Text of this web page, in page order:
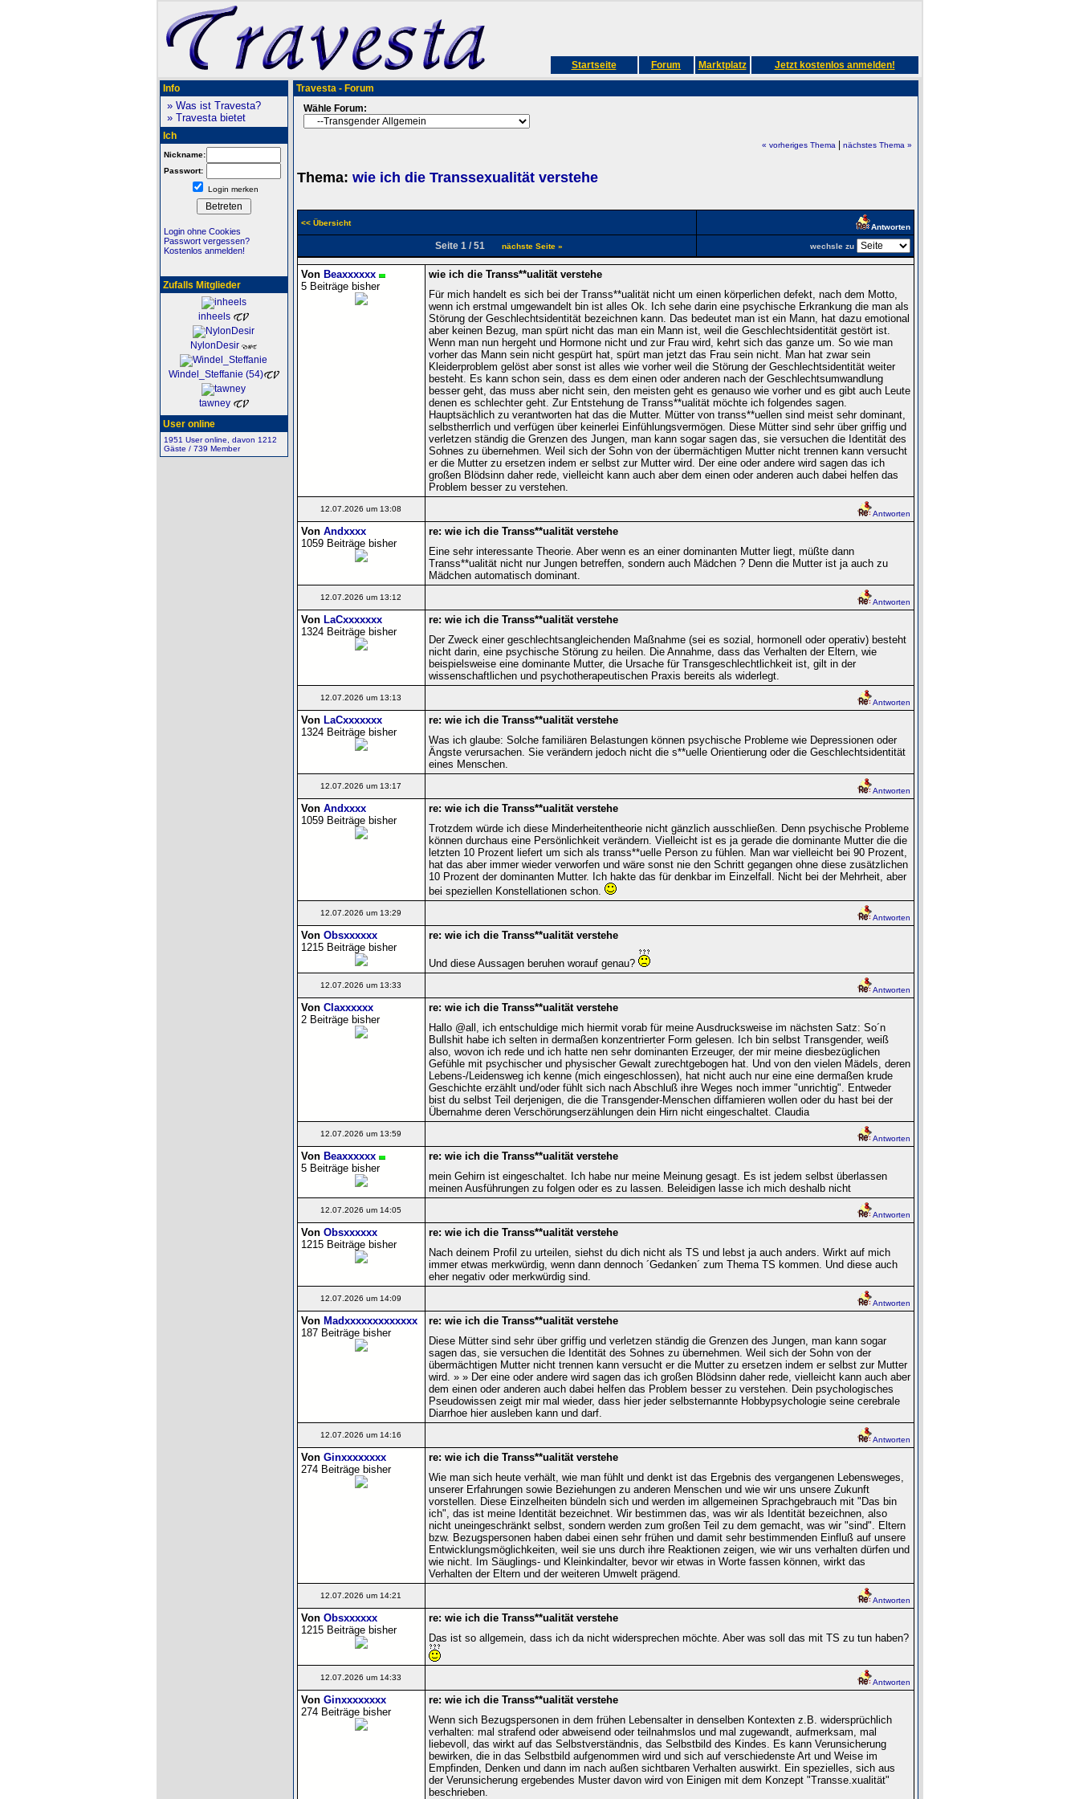
Startseite Forum Marktplatz Jetzt kostenlos anmelden!
Info
» Was ist Travesta?
» Travesta bietet
Ich
Nickname:
Passwort:
Login merken
Login ohne Cookies
Passwort vergessen?
Kostenlos anmelden!
Zufalls Mitglieder
inheels
NylonDesir
Windel_Steffanie (54)
tawney
User online
1951 User online, davon 1212
Gäste / 739 Member
Travesta - Forum
Wähle Forum:
« vorheriges Thema| nächstes Thema »
Thema: wie ich die Transsexualität verstehe
<< Übersicht Antworten
Seite 1 / 51 nächste Seite » wechsle zu
Von Beaxxxxxx
5 Beiträge bisher
wie ich die Transs**ualität verstehe
Für mich handelt es sich bei der Transs**ualität nicht um einen körperlichen defekt, nach dem Motto,
wenn ich erstmal umgewandelt bin ist alles Ok. Ich sehe darin eine psychische Erkrankung die man als
Störung der Geschlechtsidentität bezeichnen kann. Das bedeutet man ist ein Mann, hat dazu emotional
aber keinen Bezug, man spürt nicht das man ein Mann ist, weil die Geschlechtsidentität gestört ist.
Wenn man nun hergeht und Hormone nicht und zur Frau wird, kehrt sich das ganze um. So wie man
vorher das Mann sein nicht gespürt hat, spürt man jetzt das Frau sein nicht. Man hat zwar sein
Kleiderproblem gelöst aber sonst ist alles wie vorher weil die Störung der Geschlechtsidentität weiter
besteht. Es kann schon sein, dass es dem einen oder anderen nach der Geschlechtsumwandlung
besser geht, das muss aber nicht sein, den meisten geht es genauso wie vorher und es gibt auch Leute
denen es schlechter geht. Zur Entstehung de Transs**ualität möchte ich folgendes sagen.
Hauptsächlich zu verantworten hat das die Mutter. Mütter von transs**uellen sind meist sehr dominant,
selbstherrlich und verfügen über keinerlei Einfühlungsvermögen. Diese Mütter sind sehr über griffig und
verletzen ständig die Grenzen des Jungen, man kann sogar sagen das, sie versuchen die Identität des
Sohnes zu übernehmen. Weil sich der Sohn von der übermächtigen Mutter nicht trennen kann versucht
er die Mutter zu ersetzen indem er selbst zur Mutter wird. Der eine oder andere wird sagen das ich
großen Blödsinn daher rede, vielleicht kann auch aber dem einen oder anderen auch dabei helfen das
Problem besser zu verstehen.
12.07.2026 um 13:08
Antworten
Von Andxxxx
1059 Beiträge bisher
re: wie ich die Transs**ualität verstehe
Eine sehr interessante Theorie. Aber wenn es an einer dominanten Mutter liegt, müßte dann
Transs**ualität nicht nur Jungen betreffen, sondern auch Mädchen ? Denn die Mutter ist ja auch zu
Mädchen automatisch dominant.
12.07.2026 um 13:12
Antworten
Von LaCxxxxxxx
1324 Beiträge bisher
re: wie ich die Transs**ualität verstehe
Der Zweck einer geschlechtsangleichenden Maßnahme (sei es sozial, hormonell oder operativ) besteht
nicht darin, eine psychische Störung zu heilen. Die Annahme, dass das Verhalten der Eltern, wie
beispielsweise eine dominante Mutter, die Ursache für Transgeschlechtlichkeit ist, gilt in der
wissenschaftlichen und psychotherapeutischen Praxis bereits als widerlegt.
12.07.2026 um 13:13
Antworten
Von LaCxxxxxxx
1324 Beiträge bisher
re: wie ich die Transs**ualität verstehe
Was ich glaube: Solche familiären Belastungen können psychische Probleme wie Depressionen oder
Ängste verursachen. Sie verändern jedoch nicht die s**uelle Orientierung oder die Geschlechtsidentität
eines Menschen.
12.07.2026 um 13:17
Antworten
Von Andxxxx
1059 Beiträge bisher
re: wie ich die Transs**ualität verstehe
Trotzdem würde ich diese Minderheitentheorie nicht gänzlich ausschließen. Denn psychische Probleme
können durchaus eine Persönlichkeit verändern. Vielleicht ist es ja gerade die dominante Mutter die die
letzten 10 Prozent liefert um sich als transs**uelle Person zu fühlen. Man war vielleicht bei 90 Prozent,
hat das aber immer wieder verworfen und wäre sonst nie den Schritt gegangen ohne diese zusätzlichen
10 Prozent der dominanten Mutter. Ich hakte das für denkbar im Einzelfall. Nicht bei der Mehrheit, aber
bei speziellen Konstellationen schon.
12.07.2026 um 13:29
Antworten
Von Obsxxxxxx
1215 Beiträge bisher
re: wie ich die Transs**ualität verstehe
Und diese Aussagen beruhen worauf genau?
12.07.2026 um 13:33
Antworten
Von Claxxxxxx
2 Beiträge bisher
re: wie ich die Transs**ualität verstehe
Hallo @all, ich entschuldige mich hiermit vorab für meine Ausdrucksweise im nächsten Satz: So´n
Bullshit habe ich selten in dermaßen konzentrierter Form gelesen. Ich bin selbst Transgender, weiß
also, wovon ich rede und ich hatte nen sehr dominanten Erzeuger, der mir meine diesbezüglichen
Gefühle mit psychischer und physischer Gewalt zurechtgebogen hat. Und von den vielen Mädels, deren
Lebens-/Leidensweg ich kenne (mich eingeschlossen), hat nicht auch nur eine eine dermaßen krude
Geschichte erzählt und/oder fühlt sich nach Abschluß ihre Weges noch immer "unrichtig". Entweder
bist du selbst Teil derjenigen, die die Transgender-Menschen diffamieren wollen oder du hast bei der
Übernahme deren Verschörungserzählungen dein Hirn nicht eingeschaltet. Claudia
12.07.2026 um 13:59
Antworten
Von Beaxxxxxx
5 Beiträge bisher
re: wie ich die Transs**ualität verstehe
mein Gehirn ist eingeschaltet. Ich habe nur meine Meinung gesagt. Es ist jedem selbst überlassen
meinen Ausführungen zu folgen oder es zu lassen. Beleidigen lasse ich mich deshalb nicht
12.07.2026 um 14:05
Antworten
Von Obsxxxxxx
1215 Beiträge bisher
re: wie ich die Transs**ualität verstehe
Nach deinem Profil zu urteilen, siehst du dich nicht als TS und lebst ja auch anders. Wirkt auf mich
immer etwas merkwürdig, wenn dann dennoch ´Gedanken´ zum Thema TS kommen. Und diese auch
eher negativ oder merkwürdig sind.
12.07.2026 um 14:09
Antworten
Von Madxxxxxxxxxxxxx
187 Beiträge bisher
re: wie ich die Transs**ualität verstehe
Diese Mütter sind sehr über griffig und verletzen ständig die Grenzen des Jungen, man kann sogar
sagen das, sie versuchen die Identität des Sohnes zu übernehmen. Weil sich der Sohn von der
übermächtigen Mutter nicht trennen kann versucht er die Mutter zu ersetzen indem er selbst zur Mutter
wird. » » Der eine oder andere wird sagen das ich großen Blödsinn daher rede, vielleicht kann auch aber
dem einen oder anderen auch dabei helfen das Problem besser zu verstehen. Dein psychologisches
Pseudowissen zeigt mir mal wieder, dass hier jeder selbsternannte Hobbypsychologie seine cerebrale
Diarrhoe hier ausleben kann und darf.
12.07.2026 um 14:16
Antworten
Von Ginxxxxxxxx
274 Beiträge bisher
re: wie ich die Transs**ualität verstehe
Wie man sich heute verhält, wie man fühlt und denkt ist das Ergebnis des vergangenen Lebensweges,
unserer Erfahrungen sowie Beziehungen zu anderen Menschen und wie wir uns unsere Zukunft
vorstellen. Diese Einzelheiten bündeln sich und werden im allgemeinen Sprachgebrauch mit "Das bin
ich", das ist meine Identität bezeichnet. Wir bestimmen das, was wir als Identität bezeichnen, also
nicht uneingeschränkt selbst, sondern werden zum großen Teil zu dem gemacht, was wir "sind". Eltern
bzw. Bezugspersonen haben dabei einen sehr frühen und damit sehr bestimmenden Einfluß auf unsere
Entwicklungsmöglichkeiten, weil sie uns durch ihre Reaktionen zeigen, wie wir uns verhalten dürfen und
wie nicht. Im Säuglings- und Kleinkindalter, bevor wir etwas in Worte fassen können, wirkt das
Verhalten der Eltern und der weiteren Umwelt prägend.
12.07.2026 um 14:21
Antworten
Von Obsxxxxxx
1215 Beiträge bisher
re: wie ich die Transs**ualität verstehe
Das ist so allgemein, dass ich da nicht widersprechen möchte. Aber was soll das mit TS zu tun haben?
12.07.2026 um 14:33
Antworten
Von Ginxxxxxxxx
274 Beiträge bisher
re: wie ich die Transs**ualität verstehe
Wenn sich Bezugspersonen in dem frühen Lebensalter in denselben Kontexten z.B. widersprüchlich
verhalten: mal strafend oder abweisend oder teilnahmslos und mal zugewandt, aufmerksam, mal
liebevoll, das wirkt auf das Selbstverständnis, das Selbstbild des Kindes. Es kann Verunsicherung
bewirken, die in das Selbstbild aufgenommen wird und sich auf verschiedenste Art und Weise im
Empfinden, Denken und dann im nach außen sichtbaren Verhalten auswirkt. Ein spezielles, sich aus
der Verunsicherung ergebendes Muster davon wird von Einigen mit dem Konzept "Transse.xualität"
beschrieben.